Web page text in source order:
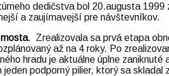
dedičstva bol 20.augusta 1999
a zaujímavejší pre návštevníkov.
. Zrealizovala sa prvá etapa
až na 4 roky. Po
hradu je aktuálne úplne zaniknuté
podporný pilier, ktorý sa skladal